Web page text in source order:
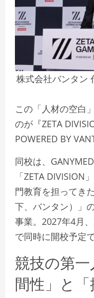
株式会社バンタ
この「人材の空白
のが『ZETA
POWERED BY
同校は、
「ZETA DIVISION
門教育を担ってき
下、バンタン）」
事業。2027年4月
で同時に開校予定で
競技の第
間性」と「